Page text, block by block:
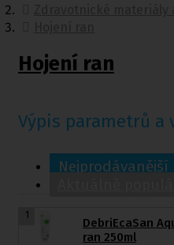
Hojení ran
Výpis parametrů a
Nejprodávanější
1
DebriEcaSan
ran 250ml